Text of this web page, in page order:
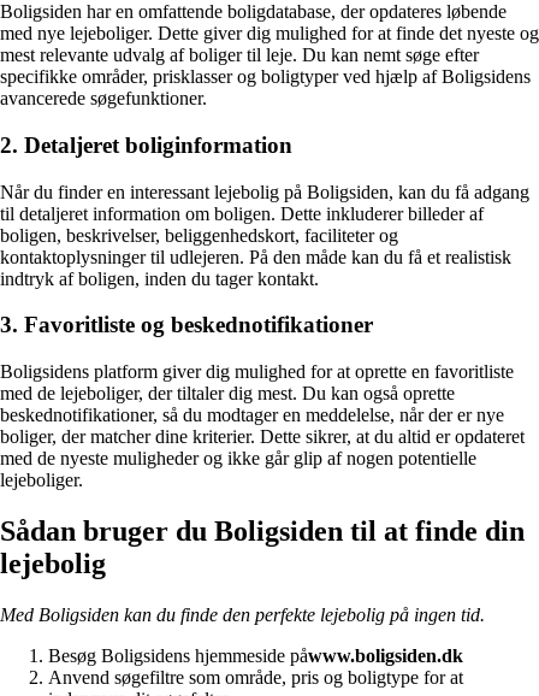
Boligsiden har en omfattende boligdatabase, der opdateres løbende
med nye lejeboliger. Dette giver dig mulighed for at finde det nyeste og
mest relevante udvalg af boliger til leje. Du kan nemt søge efter
specifikke områder, prisklasser og boligtyper ved hjælp af Boligsidens
avancerede søgefunktioner.
2. Detaljeret boliginformation
Når du finder en interessant lejebolig på Boligsiden, kan du få adgang
til detaljeret information om boligen. Dette inkluderer billeder af
boligen, beskrivelser, beliggenhedskort, faciliteter og
kontaktoplysninger til udlejeren. På den måde kan du få et realistisk
indtryk af boligen, inden du tager kontakt.
3. Favoritliste og beskednotifikationer
Boligsidens platform giver dig mulighed for at oprette en favoritliste
med de lejeboliger, der tiltaler dig mest. Du kan også oprette
beskednotifikationer, så du modtager en meddelelse, når der er nye
boliger, der matcher dine kriterier. Dette sikrer, at du altid er opdateret
med de nyeste muligheder og ikke går glip af nogen potentielle
lejeboliger.
Sådan bruger du Boligsiden til at finde din
lejebolig
Med Boligsiden kan du finde den perfekte lejebolig på ingen tid.
Besøg Boligsidens hjemmeside påwww.boligsiden.dk
Anvend søgefiltre som område, pris og boligtype for at